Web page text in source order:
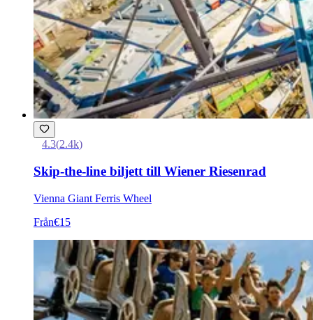
4.3(2.4k)
Skip-the-line biljett till Wiener Riesenrad
Vienna Giant Ferris Wheel
Från€15